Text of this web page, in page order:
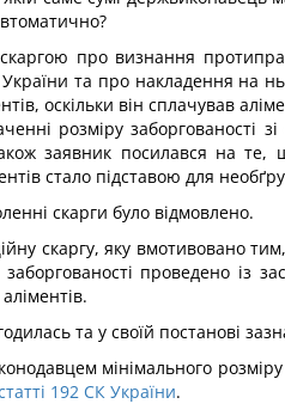
про визнання
та про накладення
оскільки він сплачував
розміру заборгованості
заявник посилався на
стало підставою для
скарги було відмовлено.
скаргу, яку вмотивовано
проведено із
та у своїй постанові
мінімального
192 СК України.